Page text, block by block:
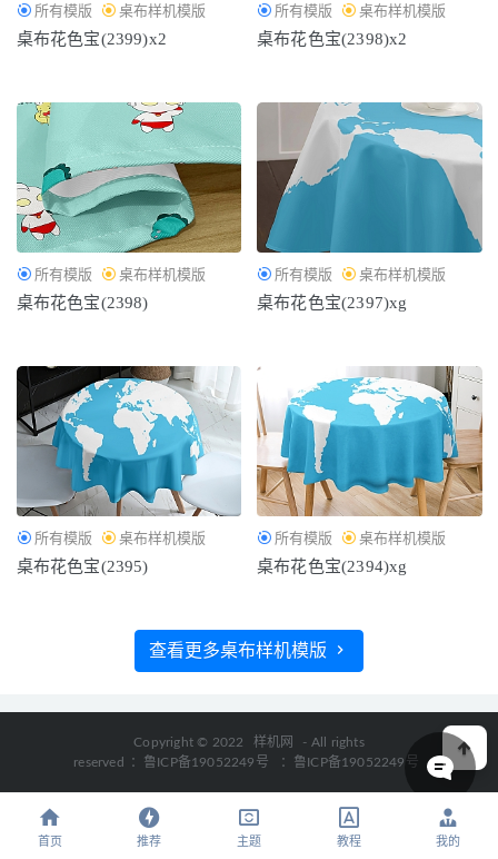
所有模版 桌布样机模版
桌布花色宝(2399)x2
所有模版 桌布样机模版
桌布花色宝(2398)x2
所有模版 桌布样机模版
桌布花色宝(2398)
所有模版 桌布样机模版
桌布花色宝(2397)xg
所有模版 桌布样机模版
桌布花色宝(2395)
所有模版 桌布样机模版
桌布花色宝(2394)xg
查看更多桌布样机模版
Copyright © 2022 样机网
- All rights
reserved
：鲁ICP备19052249号 ：鲁ICP备19052249号
首页 推荐 主题 教程 我的